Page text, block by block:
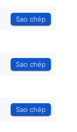
Sao chép
Sao chép
Sao chép